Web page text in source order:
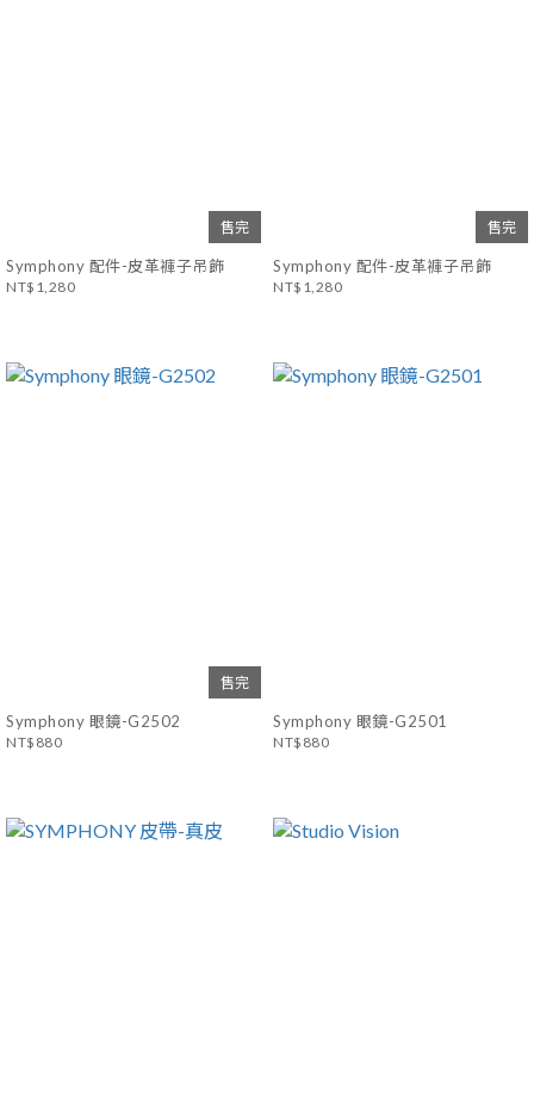
售完
Symphony 配件-皮革褲子吊飾
NT$1,280
售完
Symphony 配件-皮革褲子吊飾
NT$1,280
售完
Symphony 眼鏡-G2502
NT$880
Symphony 眼鏡-G2501
NT$880